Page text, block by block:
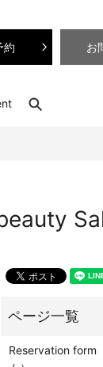
約 お
search
Reservation form